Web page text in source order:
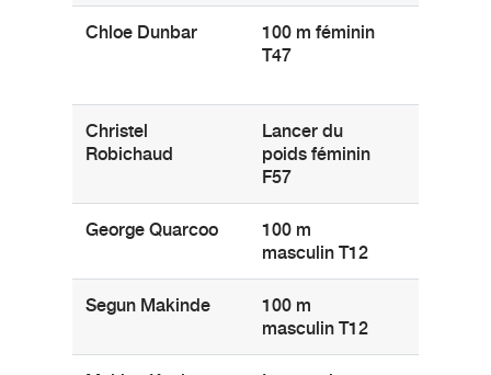
Chloe Dunbar
100 m féminin
T47
Christel
Robichaud
Lancer du
poids féminin
F57
George Quarcoo
100 m
masculin T12
Segun Makinde
100 m
masculin T12